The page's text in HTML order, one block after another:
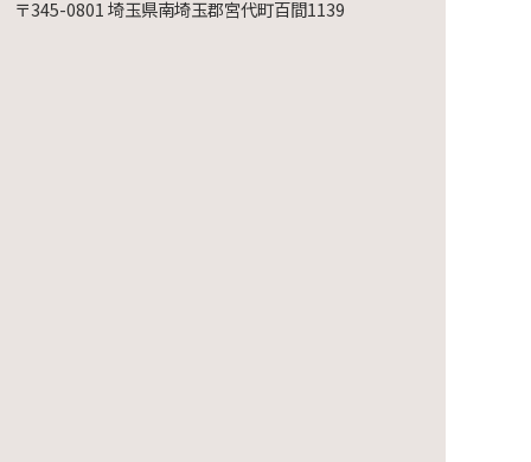
〒345-0801 埼玉県南埼玉郡宮代町百間1139